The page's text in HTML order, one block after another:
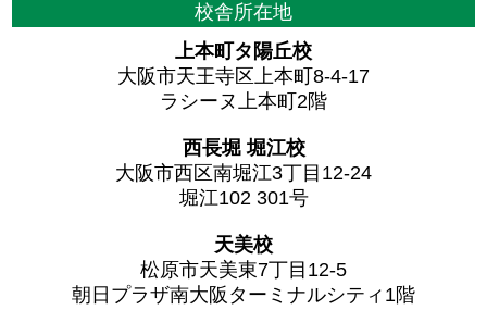
校舎所在地
上本町タ陽丘校
大阪市天王寺区上本町8-4-17
ラシーヌ上本町2階
西長堀 堀江校
大阪市西区南堀江3丁目12-24
堀江102 301号
天美校
松原市天美東7丁目12-5
朝日プラザ南大阪ターミナルシティ1階